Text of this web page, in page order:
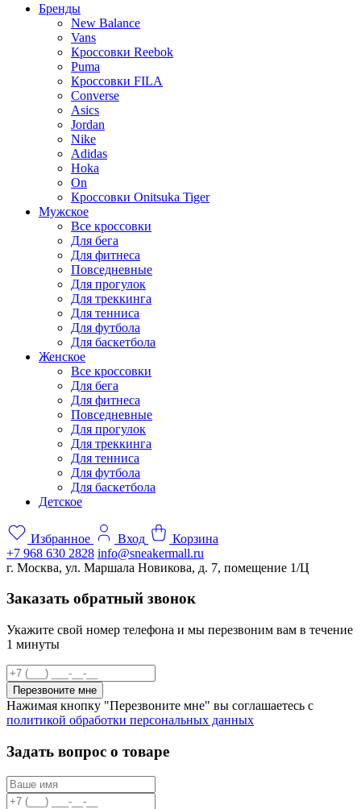
Бренды
New Balance
Vans
Кроссовки Reebok
Puma
Кроссовки FILA
Converse
Asics
Jordan
Nike
Adidas
Hoka
On
Кроссовки Onitsuka Tiger
Мужское
Все кроссовки
Для бега
Для фитнеса
Повседневные
Для прогулок
Для треккинга
Для тенниса
Для футбола
Для баскетбола
Женское
Все кроссовки
Для бега
Для фитнеса
Повседневные
Для прогулок
Для треккинга
Для тенниса
Для футбола
Для баскетбола
Детское
Избранное Вход
Корзина
+7 968 630 2828 info@sneakermall.ru
г. Москва, ул. Маршала Новикова, д. 7, помещение 1/Ц
Заказать обратный звонок
Укажите свой номер телефона и мы перезвоним вам в течение
1 минуты
Перезвоните мне
Нажимая кнопку "Перезвоните мне" вы соглашаетесь с
политикой обработки персональных данных
Задать вопрос о товаре